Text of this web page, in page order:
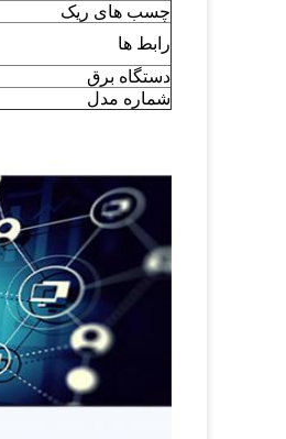
چسب های ریک
رابط ها
دستگاه برق
شماره مدل